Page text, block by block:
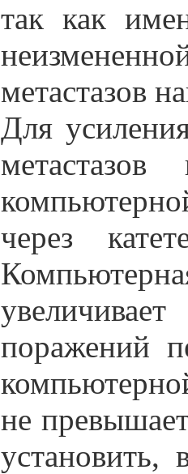
так как
метастазов
Для
через
поражений
не
установить,